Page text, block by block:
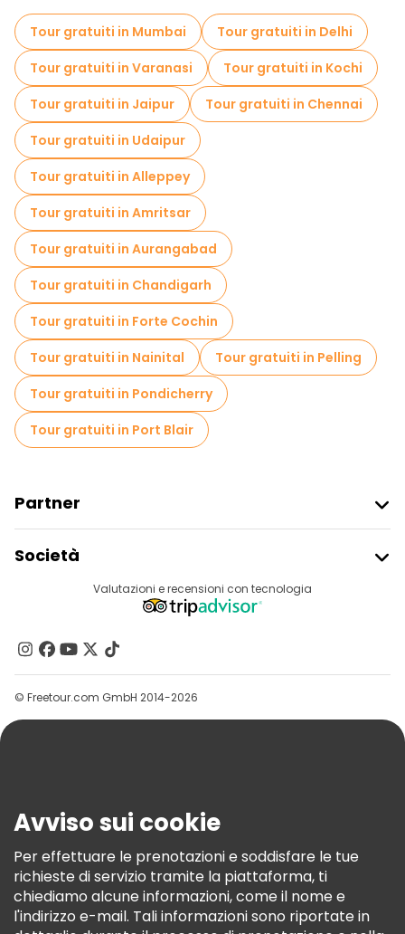
Visite al mercato in Nuova Delhi
Tour di degustazione locali in Nuova Delhi
Gite giornaliere gratuite a Nuova Delhi
Passeggiate notturne gratuite a Nuova Delhi
Tour in bicicletta a Nuova Delhi
Tour gastronomici a Nuova Delhi
Tour gratuiti nelle vicinanze Jama Masjid
Tour gratuiti nelle vicinanze Chandni Chowk Market
Tour gratuiti in Mumbai
Tour gratuiti in Delhi
Tour gratuiti in Varanasi
Tour gratuiti in Kochi
Tour gratuiti in Jaipur
Tour gratuiti in Chennai
Tour gratuiti in Udaipur
Tour gratuiti in Alleppey
Tour gratuiti in Amritsar
Tour gratuiti in Aurangabad
Tour gratuiti in Chandigarh
Tour gratuiti in Forte Cochin
Tour gratuiti in Nainital
Tour gratuiti in Pelling
Tour gratuiti in Pondicherry
Tour gratuiti in Port Blair
Partner
Accesso Del Fornitore
Programma Di Affiliazione
Società
Destinazioni
Contattaci
Gruppi
Aiuto
Termini E Condizioni
Informativa Sui Cookie
Freetour Premi
Programma Di Fidelizzazione
Valutazioni e recensioni con tecnologia
© Freetour.com GmbH 2014-2026
Avviso sui cookie
Per effettuare le prenotazioni e soddisfare le tue
richieste di servizio tramite la piattaforma, ti
chiediamo alcune informazioni, come il nome e
l'indirizzo e-mail. Tali informazioni sono riportate in